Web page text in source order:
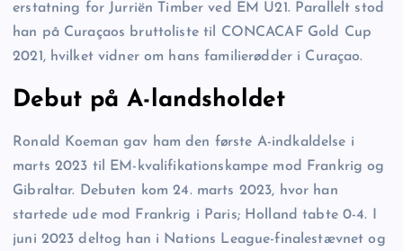
erstatning for Jurriën Timber ved EM U21. Parallelt stod
han på Curaçaos bruttoliste til CONCACAF Gold Cup
2021, hvilket vidner om hans familierødder i Curaçao.
Debut på A-landsholdet
Ronald Koeman gav ham den første A-indkaldelse i
marts 2023 til EM-kvalifikationskampe mod Frankrig og
Gibraltar. Debuten kom 24. marts 2023, hvor han
startede ude mod Frankrig i Paris; Holland tabte 0-4. I
juni 2023 deltog han i Nations League-finalestævnet og